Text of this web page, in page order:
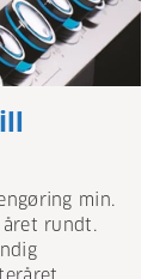
min.
rundt.